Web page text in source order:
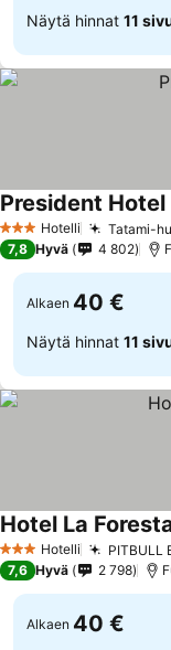
Näytä hinnat 11
3 Tähtiluokitus
Hotelli Tatami-
President
7,8 Hyvä 4 802
Alkaen 40 €
Näytä hinnat 11
3 Tähtiluokitus
Hotelli PITBULL
Hotel La
7,6 Hyvä 2 798
Alkaen 40 €